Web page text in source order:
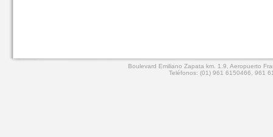
Boulevard Emiliano Zapata km. 1.9, Aeropuerto
Teléfonos: (01) 961 6150466, 961